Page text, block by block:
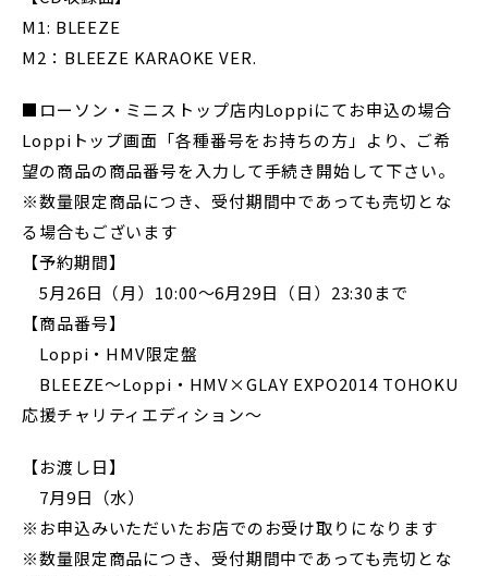
M1: BLEEZE
M2：BLEEZE KARAOKE VER.
■ローソン・ミニストップ店内Loppiにてお申込の場合
Loppiトップ画面「各種番号をお持ちの方」より、ご希
望の商品の商品番号を入力して手続き開始して下さい。
※数量限定商品につき、受付期間中であっても売切とな
る場合もございます
【予約期間】
5月26日（月）10:00～6月29日（日）23:30まで
【商品番号】
Loppi・HMV限定盤
BLEEZE～Loppi・HMV×GLAY EXPO2014 TOHOKU
応援チャリティエディション～
【お渡し日】
7月9日（水）
※お申込みいただいたお店でのお受け取りになります
※数量限定商品につき、受付期間中であっても売切とな